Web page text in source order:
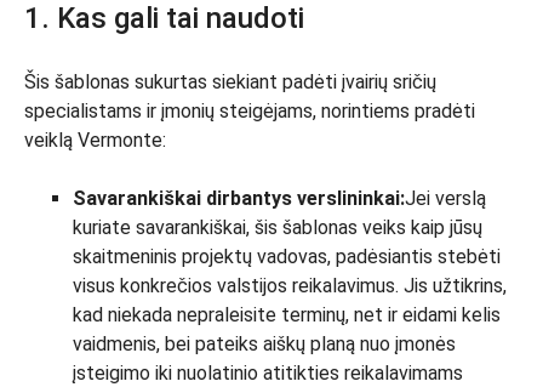
1. Kas gali tai naudoti
Šis šablonas sukurtas siekiant padėti įvairių sričių
specialistams ir įmonių steigėjams, norintiems pradėti
veiklą Vermonte:
Savarankiškai dirbantys verslininkai:Jei verslą
kuriate savarankiškai, šis šablonas veiks kaip jūsų
skaitmeninis projektų vadovas, padėsiantis stebėti
visus konkrečios valstijos reikalavimus. Jis užtikrins,
kad niekada nepraleisite terminų, net ir eidami kelis
vaidmenis, bei pateiks aiškų planą nuo įmonės
įsteigimo iki nuolatinio atitikties reikalavimams